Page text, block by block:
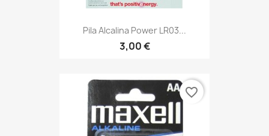
Pila Alcalina Power LR03...
3,00 €
favorite_border